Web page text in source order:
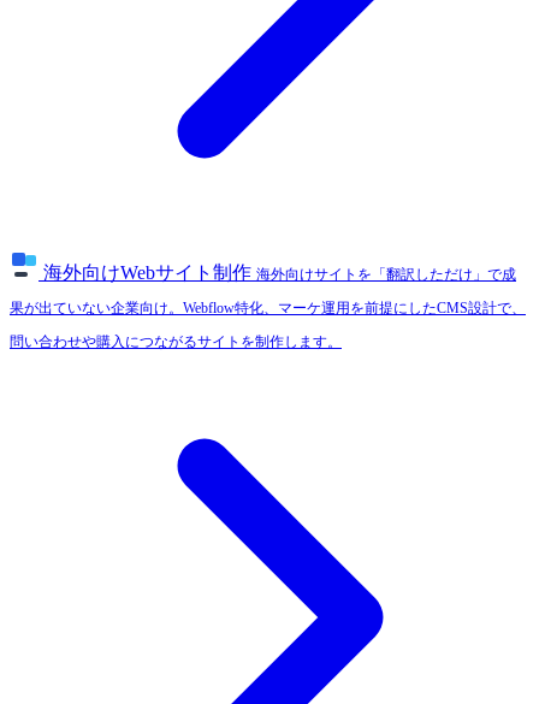
海外向けWebサイト制作 海外向けサイトを「翻訳しただけ」で成
果が出ていない企業向け。Webflow特化、マーケ運用を前提にしたCMS設計で、
問い合わせや購入につながるサイトを制作します。